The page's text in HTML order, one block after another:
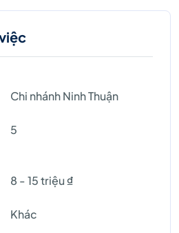
Chi nhánh Ninh Thuận
5
8 - 15 triệu ₫
Khác